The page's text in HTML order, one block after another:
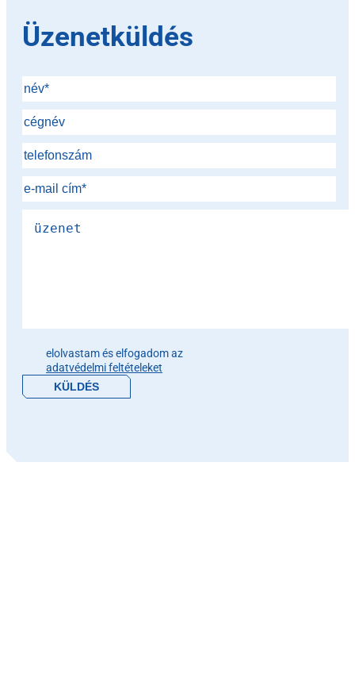
Üzenetküldés
elolvastam és elfogadom az
adatvédelmi feltételeket